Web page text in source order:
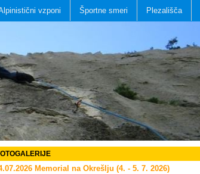
vzponi Športne smeri Plezališča
Memorial na Okrešlju (4. - 5. 7. 2026)